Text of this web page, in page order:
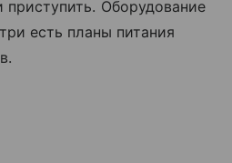
Оборудование
есть планы питания